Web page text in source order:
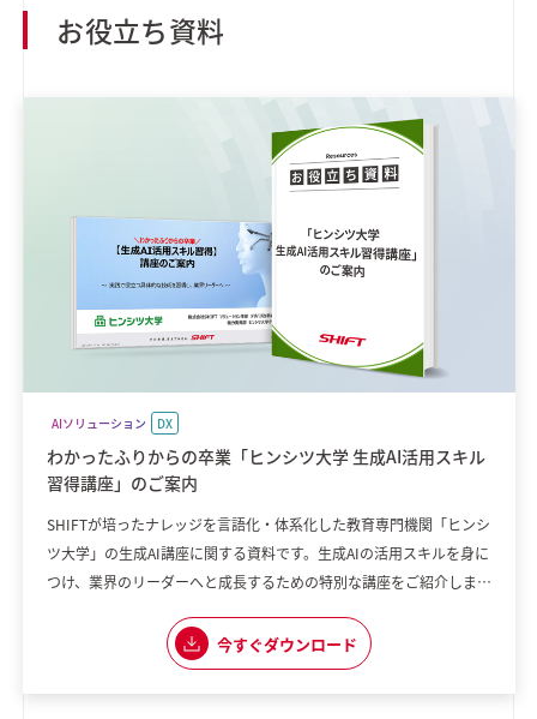
お役立ち資料
AIソリューション DX
わかったふりからの卒業「ヒンシツ大学 生成AI活用スキル
習得講座」のご案内
SHIFTが培ったナレッジを言語化・体系化した教育専門機関「ヒンシ
ツ大学」の生成AI講座に関する資料です。生成AIの活用スキルを身に
つけ、業界のリーダーへと成長するための特別な講座をご紹介しま
した内容 ・実際に現場で使える応用力を養える 「組織として生成AI
の普及に課題を感じている」 「生成AIを使いこなしたいけれど、何
今すぐダウンロード